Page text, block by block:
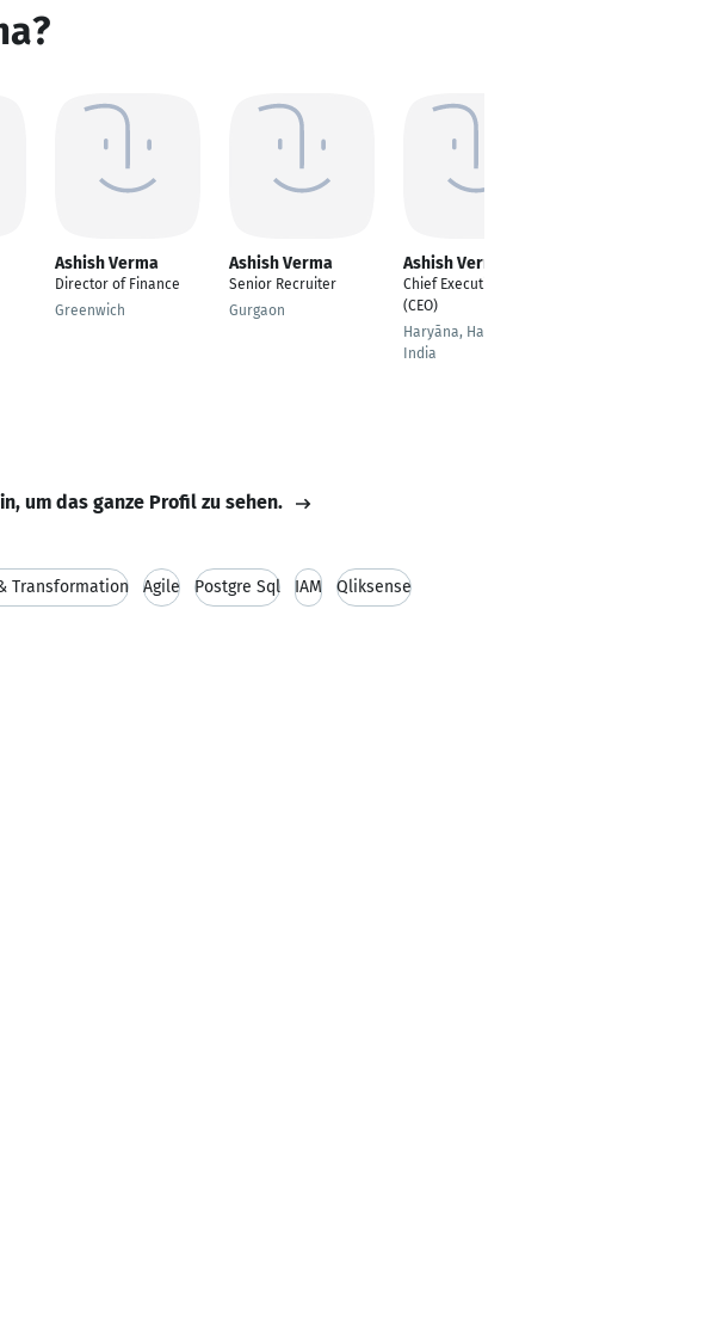
Ashish Verma
Director of Finance
Greenwich
Ashish Verma
Senior Recruiter
Gurgaon
Ashish Verma
Chief Executive Officer
(CEO)
Haryāna, Haryana,
India
um das ganze Profil zu sehen.
Transformation Agile Postgre Sql IAM Qliksense